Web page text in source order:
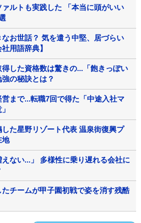
ルトも実践した 「本当に頭がいい
お世話？ 気を遣う中堅、居づらい
用語辞典】
した資格数は驚きの...「飽きっぽい
の秘訣とは？
まで...転職7回で得た「中途入社マ
た星野リゾート代表 温泉街復興プ
地
えない...」 多様性に乗り遅れる会社に
チームが甲子園初戦で姿を消す残酷